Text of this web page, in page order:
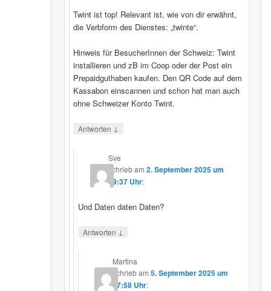
Twint ist top! Relevant ist, wie von dir erwähnt,
die Verbform des Dienstes: „twinte“.
Hinweis für BesucherInnen der Schweiz: Twint
installieren und zB im Coop oder der Post ein
Prepaidguthaben kaufen. Den QR Code auf dem
Kassabon einscannen und schon hat man auch
ohne Schweizer Konto Twint.
Antworten ↓
Sve
schriebam 2. September 2025 um
19:37 Uhr:
Und Daten daten Daten?
Antworten ↓
Martina
schriebam5. September 2025 um
17:58 Uhr: